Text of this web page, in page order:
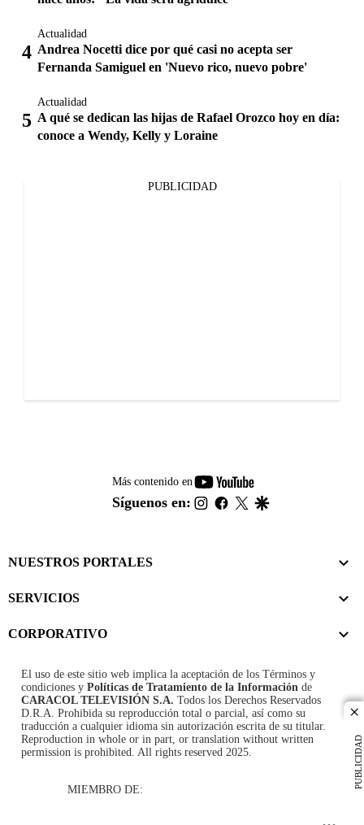
PUBLICIDAD
Actualidad
Andrea Nocetti dice por qué casi no acepta ser
Fernanda Samiguel en 'Nuevo rico, nuevo pobre'
Actualidad
A qué se dedican las hijas de Rafael Orozco hoy en día:
conoce a Wendy, Kelly y Loraine
PUBLICIDAD
Más contenido en
youtube-
footer
Síguenos en: instagram
facebook
twitter
NUESTROS PORTALES
SERVICIOS
CORPORATIVO
El uso de este sitio web implica la aceptación de los Términos y
condiciones y Políticas de Tratamiento de la Información de
CARACOL TELEVISIÓN S.A. Todos los Derechos Reservados
D.R.A. Prohibida su reproducción total o parcial, así como su
traducción a cualquier idioma sin autorización escrita de su titular.
Reproduction in whole or in part, or translation without written
permission is prohibited. All rights reserved 2025.
MIEMBRO DE: